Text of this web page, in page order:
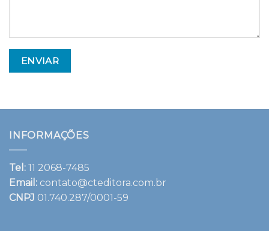
INFORMAÇÕES
Tel: 11 2068-7485
Email: contato@cteditora.com.br
CNPJ 01.740.287/0001-59